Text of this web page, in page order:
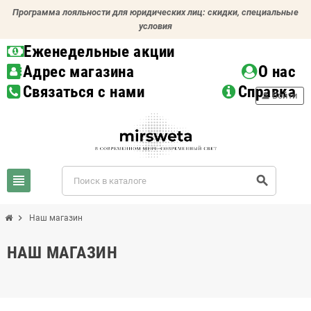
Программа лояльности для юридических лиц: скидки, специальные
условия
Еженедельные акции
Адрес магазина
О нас
Связаться с нами
Справка
view_headline search
person Войти
chevron_right Наш магазин
НАШ МАГАЗИН